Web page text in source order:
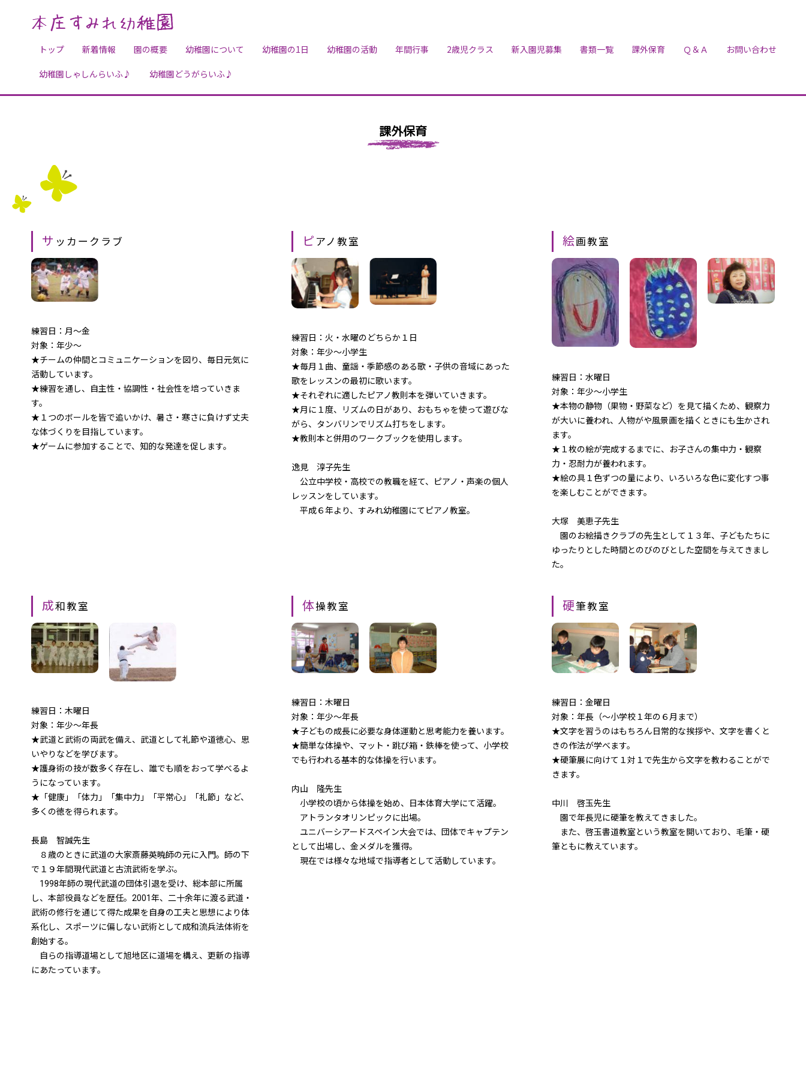
トップ 新着情報 園の概要 幼稚園について 幼稚園の1日 幼稚園の活動 年間行事 2歳児クラス 新入園児募集 書類一覧 課外保育 Ｑ＆Ａ お問い合わせ
幼稚園しゃしんらいふ♪ 幼稚園どうがらいふ♪
課外保育
サ ッカークラブ
練習日：月～金
対象：年少～
★チームの仲間とコミュニケーションを図り、毎日元気に
活動しています。
★練習を通し、自主性・協調性・社会性を培っていきま
す。
★１つのボールを皆で追いかけ、暑さ・寒さに負けず丈夫
な体づくりを目指しています。
★ゲームに参加することで、知的な発達を促します。
ピ アノ教室
練習日：火・水曜のどちらか１日
対象：年少～小学生
★毎月１曲、童謡・季節感のある歌・子供の音域にあった
歌をレッスンの最初に歌います。
★それぞれに適したピアノ教則本を弾いていきます。
★月に１度、リズムの日があり、おもちゃを使って遊びな
がら、タンバリンでリズム打ちをします。
★教則本と併用のワークブックを使用します。
逸見 淳子先生
公立中学校・高校での教職を経て、ピアノ・声楽の個人
レッスンをしています。
平成６年より、すみれ幼稚園にてピアノ教室。
絵画教室
練習日：水曜日
対象：年少～小学生
★本物の静物（果物・野菜など）を見て描くため、観察力
が大いに養われ、人物がや風景画を描くときにも生かされ
ます。
★１枚の絵が完成するまでに、お子さんの集中力・観察
力・忍耐力が養われます。
★絵の具１色ずつの量により、いろいろな色に変化すつ事
を楽しむことができます。
大塚 美恵子先生
園のお絵描きクラブの先生として１３年、子どもたちに
ゆったりとした時間とのびのびとした空間を与えてきまし
た。
成和教室
練習日：木曜日
対象：年少～年長
★武道と武術の両武を備え、武道として礼節や道徳心、思
いやりなどを学びます。
★護身術の技が数多く存在し、誰でも順をおって学べるよ
うになっています。
★「健康」「体力」「集中力」「平常心」「礼節」など、
多くの徳を得られます。
長島 智誠先生
８歳のときに武道の大家斎藤英暁師の元に入門。師の下
で１９年間現代武道と古流武術を学ぶ。
1998年師の現代武道の団体引退を受け、総本部に所属
し、本部役員などを歴任。2001年、二十余年に渡る武道・
武術の修行を通じて得た成果を自身の工夫と思想により体
系化し、スポーツに偏しない武術として成和流兵法体術を
創始する。
自らの指導道場として旭地区に道場を構え、更新の指導
にあたっています。
体操教室
練習日：木曜日
対象：年少～年長
★子どもの成長に必要な身体運動と思考能力を養います。
★簡単な体操や、マット・跳び箱・鉄棒を使って、小学校
でも行われる基本的な体操を行います。
内山 隆先生
小学校の頃から体操を始め、日本体育大学にて活躍。
アトランタオリンピックに出場。
ユニバーシアードスペイン大会では、団体でキャプテン
として出場し、金メダルを獲得。
現在では様々な地域で指導者として活動しています。
硬筆教室
練習日：金曜日
対象：年長（～小学校１年の６月まで）
★文字を習うのはもちろん日常的な挨拶や、文字を書くと
きの作法が学べます。
★硬筆展に向けて１対１で先生から文字を教わることがで
きます。
中川 啓玉先生
園で年長児に硬筆を教えてきました。
また、啓玉書道教室という教室を開いており、毛筆・硬
筆ともに教えています。